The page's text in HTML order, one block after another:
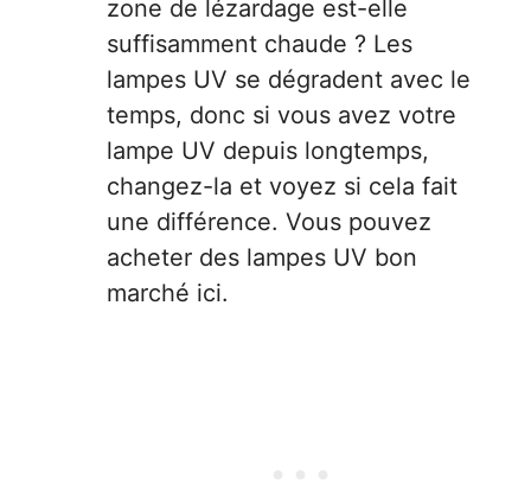
zone de lézardage est-elle
suffisamment chaude ? Les
lampes UV se dégradent avec le
temps, donc si vous avez votre
lampe UV depuis longtemps,
changez-la et voyez si cela fait
une différence. Vous pouvez
acheter des lampes UV bon
marché ici.